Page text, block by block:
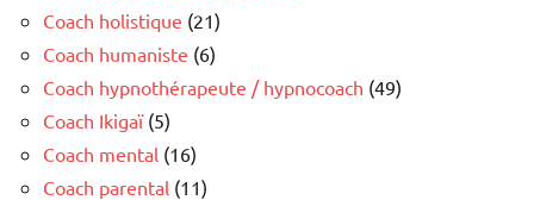
Coach holistique (21)
Coach humaniste (6)
Coach hypnothérapeute / hypnocoach (49)
Coach Ikigaï(5)
Coach mental (16)
Coach parental (11)